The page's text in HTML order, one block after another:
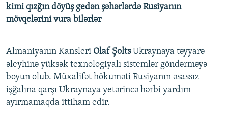
kimi qızğın döyüş gedən şəhərlərdə Rusiyanın
mövqelərini vura bilərlər
Almaniyanın Kansleri Olaf ŞoltsUkraynaya təyyarə
əleyhinə yüksək texnologiyalı sistemlər göndərməyə
boyun olub. Müxalifət hökuməti Rusiyanın əsassız
işğalına qarşı Ukraynaya yetərincə hərbi yardım
ayırmamaqda ittiham edir.